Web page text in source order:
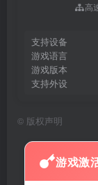
高
支持设备
游戏语言
游戏版本
支持外设
© 版权声明
游戏激